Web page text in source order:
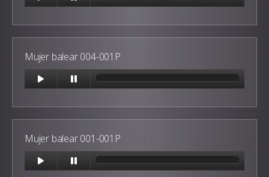
Mujer balear 004-001P
Mujer balear 001-001P